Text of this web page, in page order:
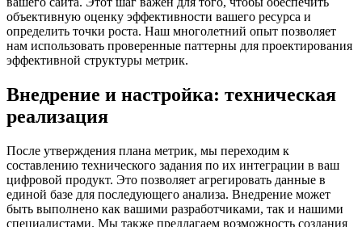
объективную оценку эффективности вашего ресурса и
определить точки роста. Наш многолетний опыт позволяет
нам использовать проверенные паттерны для проектирования
эффективной структуры метрик.
Внедрение и настройка: техническая
реализация
После утверждения плана метрик, мы переходим к
составлению технического задания по их интеграции в ваш
цифровой продукт. Это позволяет агрегировать данные в
единой базе для последующего анализа. Внедрение может
быть выполнено как вашими разработчиками, так и нашими
специалистами. Мы также предлагаем возможность создания